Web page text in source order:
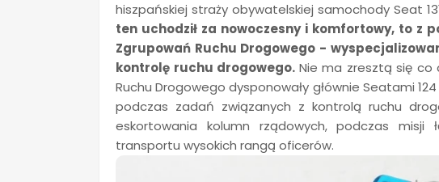
hiszpańskiej straży obywatelskiej samochody Seat
ten uchodził za nowoczesny i komfortowy, to z
Zgrupowań Ruchu Drogowego -
kontrolę ruchu drogowego. Nie ma zresztą się co
Ruchu Drogowego dysponowały głównie Seatami
podczas zadań związanych z kontrolą ruchu
eskortowania kolumn rządowych, podczas misji
transportu wysokich rangą oficerów.